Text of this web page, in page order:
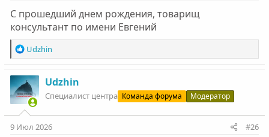
С прошедший днем рождения, товарищ
консультант по имени Евгений
Р
е
а
к
ц
и
и
:
Udzhin
Udzhin
Специалист центра Команда форума Модератор
9 Июл 2026 #26